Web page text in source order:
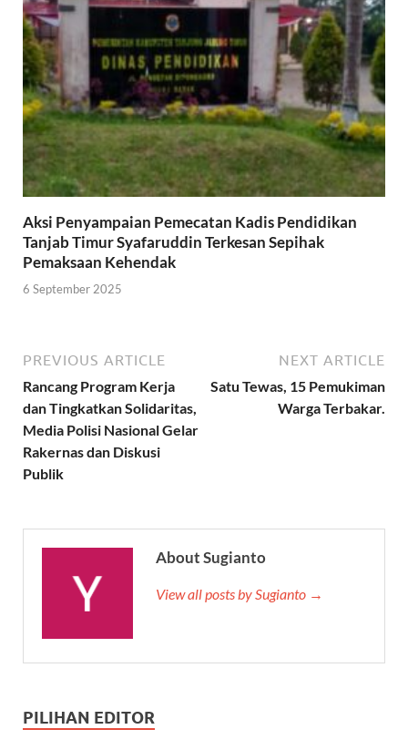
Aksi Penyampaian Pemecatan Kadis Pendidikan
Tanjab Timur Syafaruddin Terkesan Sepihak
Pemaksaan Kehendak
6 September 2025
PREVIOUS ARTICLE
Rancang Program Kerja
dan Tingkatkan Solidaritas,
Media Polisi Nasional Gelar
Rakernas dan Diskusi
Publik
NEXT ARTICLE
Satu Tewas, 15 Pemukiman
Warga Terbakar.
About Sugianto
View all posts by Sugianto →
PILIHAN EDITOR